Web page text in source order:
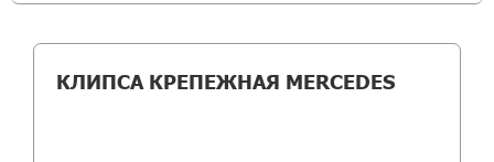
КЛИПСА КРЕПЕЖНАЯ MERCEDES